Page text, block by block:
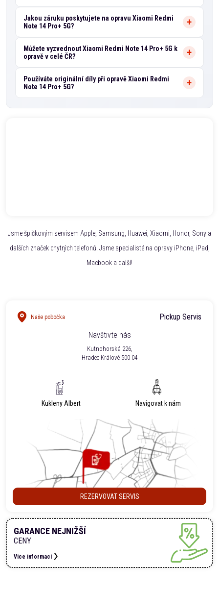
Jakou záruku poskytujete na opravu Xiaomi Redmi
Note 14 Pro+ 5G?
Můžete vyzvednout Xiaomi Redmi Note 14 Pro+ 5G k
opravě v celé ČR?
Používáte originální díly při opravě Xiaomi Redmi
Note 14 Pro+ 5G?
Jsme špičkovým servisem Apple, Samsung, Huawei, Xiaomi, Honor, Sony a
dalších značek chytrých telefonů. Jsme specialisté na opravy iPhone, iPad,
Macbook a další!
Naše pobočka
Pickup Servis
Navštivte nás
Kutnohorská 226,
Hradec Králové 500 04
Kukleny Albert Navigovat k nám
REZERVOVAT SERVIS
GARANCE NEJNIŽŠÍ
CENY
Více informací